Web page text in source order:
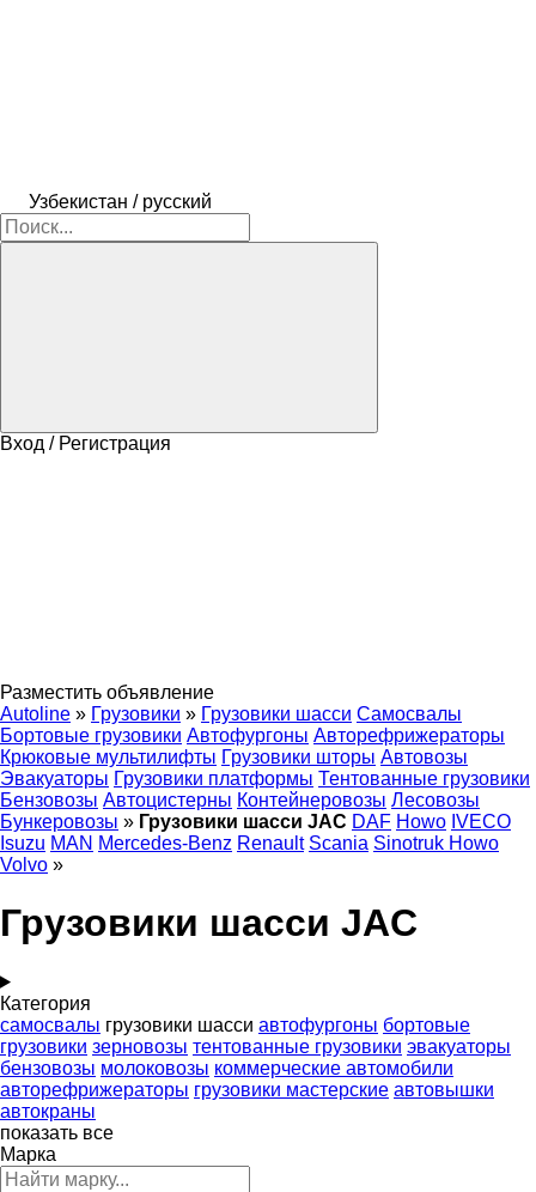
Узбекистан / русский
Вход / Регистрация
Разместить объявление
Autoline » Грузовики » Грузовики шасси Самосвалы
Бортовые грузовики Автофургоны Авторефрижераторы
Крюковые мультилифты Грузовики шторы Автовозы
Эвакуаторы Грузовики платформы Тентованные грузовики
Бензовозы Автоцистерны Контейнеровозы Лесовозы
Бункеровозы » Грузовики шасси JAC DAF Howo IVECO
Isuzu MAN Mercedes-Benz Renault Scania Sinotruk Howo
Volvo »
Грузовики шасси JAC
Категория
самосвалы грузовики шасси автофургоны бортовые
грузовики зерновозы тентованные грузовики эвакуаторы
бензовозы молоковозы коммерческие автомобили
авторефрижераторы грузовики мастерские автовышки
автокраны
показать все
Марка